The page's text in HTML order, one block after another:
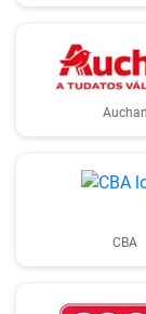
Auchan
CBA